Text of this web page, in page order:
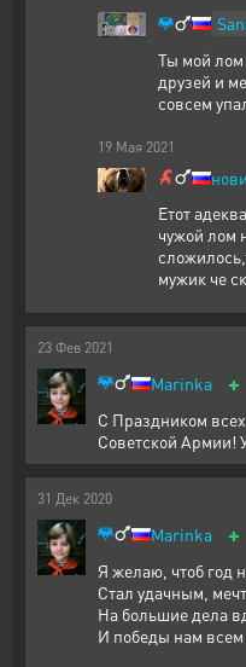
Ты мой лом
друзей и
совсем
19 Мая 2021
Етот
чужой лом
мужик че
23 Фев 2021
Marinka +
С Праздником
Советской Армии!
31 Дек 2020
Marinka +
Я желаю, чтоб год
Стал удачным,
На большие дела
И победы нам